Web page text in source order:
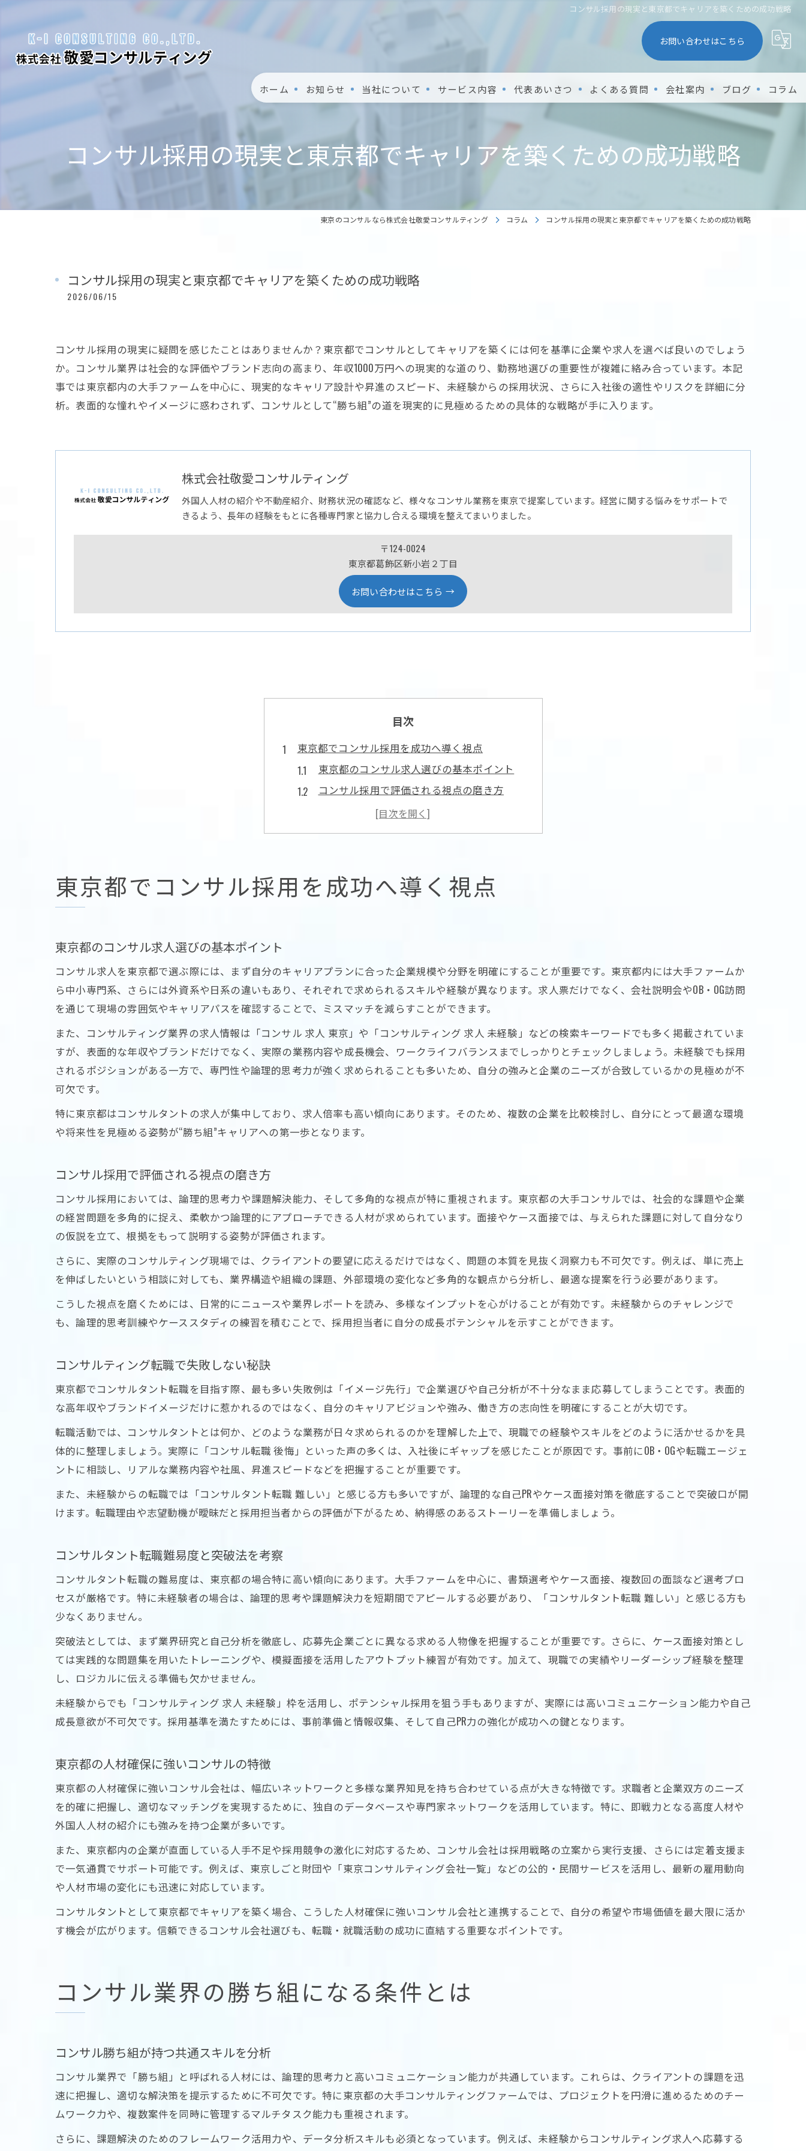
コンサル採用の現実と東京都でキャリアを築くための成功戦略
お問い合わせはこちら
ホーム お知らせ 当社について サービス内容 代表あいさつ よくある質問 会社案内 ブログ コラム
コンサル採用の現実と東京都でキャリアを築くための成功戦略
東京のコンサルなら株式会社敬愛コンサルティング コラム コンサル採用の現実と東京都でキャリアを築くための成功戦略
コンサル採用の現実と東京都でキャリアを築くための成功戦略
2026/06/15
コンサル採用の現実に疑問を感じたことはありませんか？東京都でコンサルとしてキャリアを築くには何を基準に企業や求人を選べば良いのでしょう
か。コンサル業界は社会的な評価やブランド志向の高まり、年収1000万円への現実的な道のり、勤務地選びの重要性が複雑に絡み合っています。本記
事では東京都内の大手ファームを中心に、現実的なキャリア設計や昇進のスピード、未経験からの採用状況、さらに入社後の適性やリスクを詳細に分
析。表面的な憧れやイメージに惑わされず、コンサルとして“勝ち組”の道を現実的に見極めるための具体的な戦略が手に入ります。
株式会社敬愛コンサルティング
外国人人材の紹介や不動産紹介、財務状況の確認など、様々なコンサル業務を東京で提案しています。経営に関する悩みをサポートで
きるよう、長年の経験をもとに各種専門家と協力し合える環境を整えてまいりました。
〒124-0024
東京都葛飾区新小岩２丁目
お問い合わせはこちら
目次
東京都でコンサル採用を成功へ導く視点
東京都のコンサル求人選びの基本ポイント
コンサル採用で評価される視点の磨き方
コンサルティング転職で失敗しない秘訣
コンサルタント転職難易度と突破法を考察
コンサル業界の勝ち組になる条件とは
コンサル勝ち組が持つ共通スキルを分析
東京都でコンサル勝ち組になる戦略思考
未経験から東京でコンサルを目指す道
東京でコンサルタントになる現実的ルート
コンサルティング未経験転職の注意点
年収1000万を現実にするコンサルキャリア設計
コンサルで高年収を狙う戦略的思考法
コンサルティングで昇進スピードを上げる術
コンサル適性を見抜く自己診断ポイント
コンサル業界の落ちこぼれリスクを知る
コンサル人材確保に強い転職戦略とは
東京都でコンサル就職を成功させる道筋
コンサル求人の動向と効果的な応募方法
東京都でコンサル採用を成功へ導く視点
東京都のコンサル求人選びの基本ポイント
コンサル求人を東京都で選ぶ際には、まず自分のキャリアプランに合った企業規模や分野を明確にすることが重要です。東京都内には大手ファームか
ら中小専門系、さらには外資系や日系の違いもあり、それぞれで求められるスキルや経験が異なります。求人票だけでなく、会社説明会やOB・OG訪問
を通じて現場の雰囲気やキャリアパスを確認することで、ミスマッチを減らすことができます。
また、コンサルティング業界の求人情報は「コンサル 求人 東京」や「コンサルティング 求人 未経験」などの検索キーワードでも多く掲載されていま
すが、表面的な年収やブランドだけでなく、実際の業務内容や成長機会、ワークライフバランスまでしっかりとチェックしましょう。未経験でも採用
されるポジションがある一方で、専門性や論理的思考力が強く求められることも多いため、自分の強みと企業のニーズが合致しているかの見極めが不
可欠です。
特に東京都はコンサルタントの求人が集中しており、求人倍率も高い傾向にあります。そのため、複数の企業を比較検討し、自分にとって最適な環境
や将来性を見極める姿勢が“勝ち組”キャリアへの第一歩となります。
コンサル採用で評価される視点の磨き方
コンサル採用においては、論理的思考力や課題解決能力、そして多角的な視点が特に重視されます。東京都の大手コンサルでは、社会的な課題や企業
の経営問題を多角的に捉え、柔軟かつ論理的にアプローチできる人材が求められています。面接やケース面接では、与えられた課題に対して自分なり
の仮説を立て、根拠をもって説明する姿勢が評価されます。
さらに、実際のコンサルティング現場では、クライアントの要望に応えるだけではなく、問題の本質を見抜く洞察力も不可欠です。例えば、単に売上
を伸ばしたいという相談に対しても、業界構造や組織の課題、外部環境の変化など多角的な観点から分析し、最適な提案を行う必要があります。
こうした視点を磨くためには、日常的にニュースや業界レポートを読み、多様なインプットを心がけることが有効です。未経験からのチャレンジで
も、論理的思考訓練やケーススタディの練習を積むことで、採用担当者に自分の成長ポテンシャルを示すことができます。
コンサルティング転職で失敗しない秘訣
東京都でコンサルタント転職を目指す際、最も多い失敗例は「イメージ先行」で企業選びや自己分析が不十分なまま応募してしまうことです。表面的
な高年収やブランドイメージだけに惹かれるのではなく、自分のキャリアビジョンや強み、働き方の志向性を明確にすることが大切です。
転職活動では、コンサルタントとは何か、どのような業務が日々求められるのかを理解した上で、現職での経験やスキルをどのように活かせるかを具
体的に整理しましょう。実際に「コンサル転職 後悔」といった声の多くは、入社後にギャップを感じたことが原因です。事前にOB・OGや転職エージェ
ントに相談し、リアルな業務内容や社風、昇進スピードなどを把握することが重要です。
また、未経験からの転職では「コンサルタント転職 難しい」と感じる方も多いですが、論理的な自己PRやケース面接対策を徹底することで突破口が開
けます。転職理由や志望動機が曖昧だと採用担当者からの評価が下がるため、納得感のあるストーリーを準備しましょう。
コンサルタント転職難易度と突破法を考察
コンサルタント転職の難易度は、東京都の場合特に高い傾向にあります。大手ファームを中心に、書類選考やケース面接、複数回の面談など選考プロ
セスが厳格です。特に未経験者の場合は、論理的思考や課題解決力を短期間でアピールする必要があり、「コンサルタント転職 難しい」と感じる方も
少なくありません。
突破法としては、まず業界研究と自己分析を徹底し、応募先企業ごとに異なる求める人物像を把握することが重要です。さらに、ケース面接対策とし
ては実践的な問題集を用いたトレーニングや、模擬面接を活用したアウトプット練習が有効です。加えて、現職での実績やリーダーシップ経験を整理
し、ロジカルに伝える準備も欠かせません。
未経験からでも「コンサルティング 求人 未経験」枠を活用し、ポテンシャル採用を狙う手もありますが、実際には高いコミュニケーション能力や自己
成長意欲が不可欠です。採用基準を満たすためには、事前準備と情報収集、そして自己PR力の強化が成功への鍵となります。
東京都の人材確保に強いコンサルの特徴
東京都の人材確保に強いコンサル会社は、幅広いネットワークと多様な業界知見を持ち合わせている点が大きな特徴です。求職者と企業双方のニーズ
を的確に把握し、適切なマッチングを実現するために、独自のデータベースや専門家ネットワークを活用しています。特に、即戦力となる高度人材や
外国人人材の紹介にも強みを持つ企業が多いです。
また、東京都内の企業が直面している人手不足や採用競争の激化に対応するため、コンサル会社は採用戦略の立案から実行支援、さらには定着支援ま
で一気通貫でサポート可能です。例えば、東京しごと財団や「東京コンサルティング会社一覧」などの公的・民間サービスを活用し、最新の雇用動向
や人材市場の変化にも迅速に対応しています。
コンサルタントとして東京都でキャリアを築く場合、こうした人材確保に強いコンサル会社と連携することで、自分の希望や市場価値を最大限に活か
す機会が広がります。信頼できるコンサル会社選びも、転職・就職活動の成功に直結する重要なポイントです。
コンサル業界の勝ち組になる条件とは
コンサル勝ち組が持つ共通スキルを分析
コンサル業界で「勝ち組」と呼ばれる人材には、論理的思考力と高いコミュニケーション能力が共通しています。これらは、クライアントの課題を迅
速に把握し、適切な解決策を提示するために不可欠です。特に東京都の大手コンサルティングファームでは、プロジェクトを円滑に進めるためのチー
ムワーク力や、複数案件を同時に管理するマルチタスク能力も重視されます。
さらに、課題解決のためのフレームワーク活用力や、データ分析スキルも必須となっています。例えば、未経験からコンサルティング求人へ応募する
お問い合わせはこちら
お問い合わせはこちら